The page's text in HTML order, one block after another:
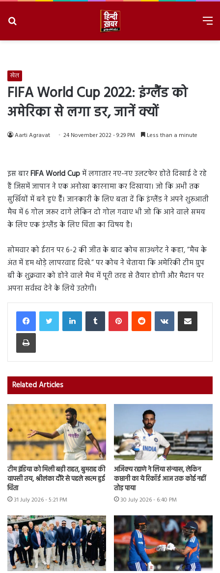
खेल
FIFA World Cup 2022: इंग्लैंड को
अमेरिका से लगा डर, जानें क्यों
Aarti Agravat 24 November 2022 - 9:29 PM Less than a minute
इस बारFIFA World Cupमें लगातार नए-नए उलटफेर होते दिखाई दे रहे
हैं जिसमें जापान ने एक अनोखा कारनामा कर दिखाया। जो कि अभी तक
सुर्खियों में बने हुएं हैँ। जानकारी के लिए बता दें कि इंग्लैंड ने अपने शुरूआती
मैच में 6 गोल जरूर दागे लेकिन दो गोल गवाए भी जो कि आने वाले समय
के लिए एक इंग्लैंड के लिए चिंता का विषय है।
सोमवार को ईरान पर 6-2 की जीत के बाद कोच साउथगेट ने कहा, ”मैच के
अंत में हम थोड़े लापरवाह दिखे.” पर कोच ने चेताया कि अमेरिकी टीम ग्रुप
बी के शुक्रवार को होने वाले मैच में पूरी तरह से तैयार होगी और मैदान पर
अपना सर्वस्व देने के लिये उतरेगी।
LinkedInTumblr PinterestReddit VKontakteShare via Email
Print
Related Articles
टीम इंडिया को मिली बड़ी राहत, बुमराह की
वापसी तय, श्रीलंका दौरे से पहले खत्म हुई
चिंता
31 July 2026 - 5:21 PM
अजिंक्य रहाणे ने लिया संन्यास, लेकिन
कप्तानी का ये रिकॉर्ड आज तक कोई नहीं
तोड़ पाया
30 July 2026 - 6:40 PM